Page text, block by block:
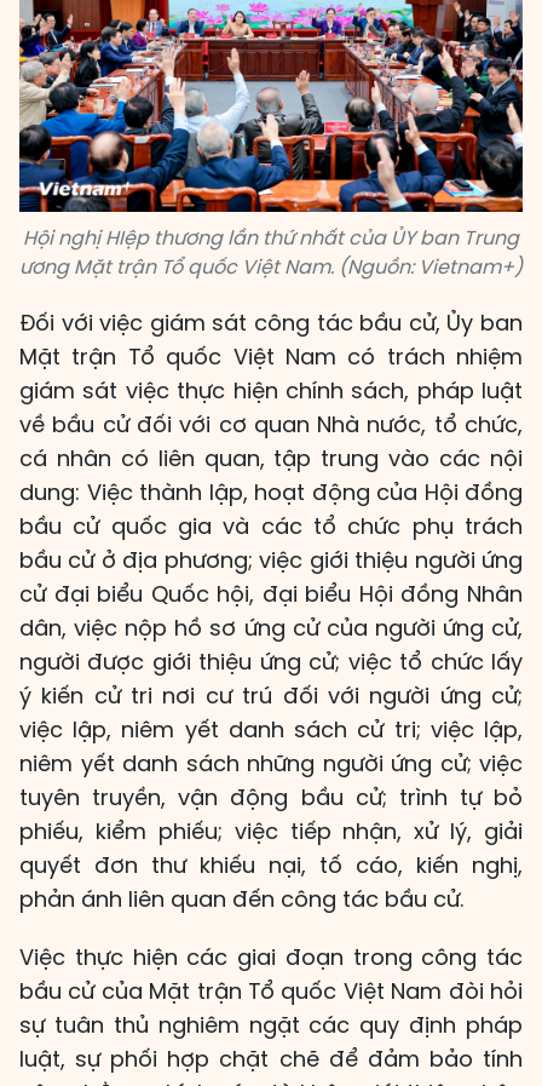
Hội nghị HIệp thương lần thứ nhất của ỦY ban Trung
ương Mặt trận Tổ quốc Việt Nam. (Nguồn: Vietnam+)
Đối với việc giám sát công tác bầu cử, Ủy ban
Mặt trận Tổ quốc Việt Nam có trách nhiệm
giám sát việc thực hiện chính sách, pháp luật
về bầu cử đối với cơ quan Nhà nước, tổ chức,
cá nhân có liên quan, tập trung vào các nội
dung: Việc thành lập, hoạt động của Hội đồng
bầu cử quốc gia và các tổ chức phụ trách
bầu cử ở địa phương; việc giới thiệu người ứng
cử đại biểu Quốc hội, đại biểu Hội đồng Nhân
dân, việc nộp hồ sơ ứng cử của người ứng cử,
người được giới thiệu ứng cử; việc tổ chức lấy
ý kiến cử tri nơi cư trú đối với người ứng cử;
việc lập, niêm yết danh sách cử tri; việc lập,
niêm yết danh sách những người ứng cử; việc
tuyên truyền, vận động bầu cử; trình tự bỏ
phiếu, kiểm phiếu; việc tiếp nhận, xử lý, giải
quyết đơn thư khiếu nại, tố cáo, kiến nghị,
phản ánh liên quan đến công tác bầu cử.
Việc thực hiện các giai đoạn trong công tác
bầu cử của Mặt trận Tổ quốc Việt Nam đòi hỏi
sự tuân thủ nghiêm ngặt các quy định pháp
luật, sự phối hợp chặt chẽ để đảm bảo tính